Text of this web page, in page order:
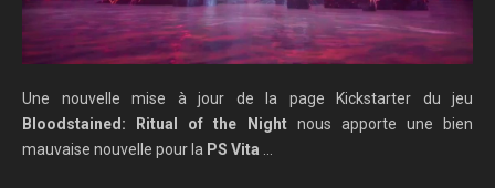
Une nouvelle mise à jour de la page Kickstarter du jeu
Bloodstained: Ritual of the Nightnous apporte une bien
mauvaise nouvelle pour la PS Vita …